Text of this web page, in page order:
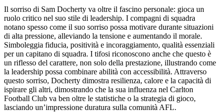
Il sorriso di Sam Docherty va oltre il fascino personale: gioca un
ruolo critico nel suo stile di leadership. I compagni di squadra
notano spesso come il suo sorriso possa motivare durante situazioni
di alta pressione, alleviando la tensione e aumentando il morale.
Simboleggia fiducia, positività e incoraggiamento, qualità essenziali
per un capitano di squadra. I tifosi riconoscono anche che questo è
un riflesso del carattere, non solo della prestazione, illustrando come
la leadership possa combinare abilità con accessibilità. Attraverso
questo sorriso, Docherty dimostra resilienza, calore e la capacità di
ispirare gli altri, dimostrando che la sua influenza nel Carlton
Football Club va ben oltre le statistiche o la strategia di gioco,
lasciando un’impressione duratura sulla comunità AFL.